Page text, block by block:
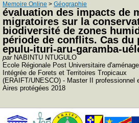
Memoire Online > Géographie
évaluation des impacts de
migratoires sur la
biodiversité de zones
période de conflits. Cas du
epulu-ituri-aru-garamba-
parNABINTU NTUGULO
Ecole Régionale Post Universitaire
Intégrée de Forets et Territoires Tropicaux
(ERAIFT/UNESCO) - Master II professionnel
Aires protégées 2018